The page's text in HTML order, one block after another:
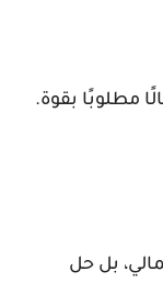
مطلوبًا بقوة.
بل حل